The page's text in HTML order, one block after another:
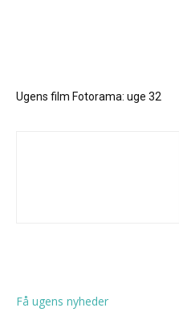
Ugens film Fotorama: uge 32
Få ugens nyheder